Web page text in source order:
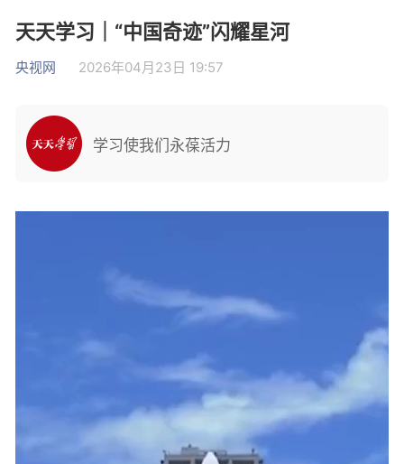
天天学习｜“中国奇迹”闪耀星河
央视网 2026年04月23日 19:57
学习使我们永葆活力